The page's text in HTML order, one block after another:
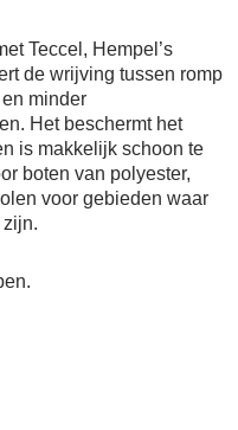
80,57
Teccel, Hempel’s
de wrijving tussen romp
minder
Het beschermt het
is makkelijk schoon te
boten van polyester,
voor gebieden waar